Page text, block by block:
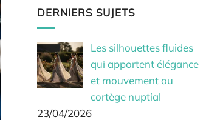
DERNIERS SUJETS
Les silhouettes fluides
qui apportent élégance
et mouvement au
cortège nuptial
23/04/2026